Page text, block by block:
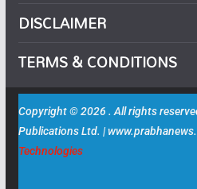
DISCLAIMER
TERMS & CONDITIONS
Copyright © 2026 . All rights
Publications Ltd. |
Technologies